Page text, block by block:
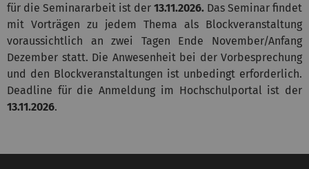
für die Seminararbeit ist der 13.11.2026. Das Seminar findet
mit Vorträgen zu jedem Thema als Blockveranstaltung
voraussichtlich an zwei Tagen Ende November/Anfang
Dezember statt. Die Anwesenheit bei der Vorbesprechung
und den Blockveranstaltungen ist unbedingt erforderlich.
Deadline für die Anmeldung im Hochschulportal ist der
13.11.2026.